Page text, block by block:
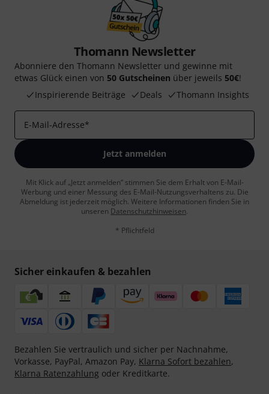
Thomann Newsletter
Abonniere den Thomann Newsletter und gewinne mit
etwas Glück einen von 50 Gutscheinen über jeweils 50€!
Inspirierende Beiträge
Deals Thomann Insights
E-Mail-Adresse*
Jetzt anmelden
Mit Klick auf „Jetzt anmelden“ stimmen Sie dem Erhalt von E-Mail-
Werbung und einer Messung des E-Mail-Nutzungsverhaltens zu. Die
Abmeldung ist jederzeit möglich. Weitere Informationen finden Sie in
unseren Datenschutzhinweisen.
* Pflichtfeld
Sicher einkaufen & bezahlen
Bezahlen Sie vertraulich und sicher per Nachnahme,
Vorkasse, PayPal, Amazon Pay, Klarna Sofort bezahlen,
Klarna Ratenzahlung oder Kreditkarte.